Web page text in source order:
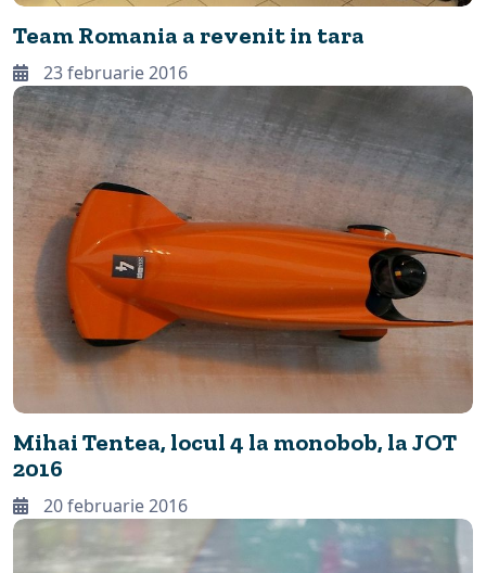
Team Romania a revenit in tara
23 februarie 2016
Mihai Tentea, locul 4 la monobob, la JOT
2016
20 februarie 2016